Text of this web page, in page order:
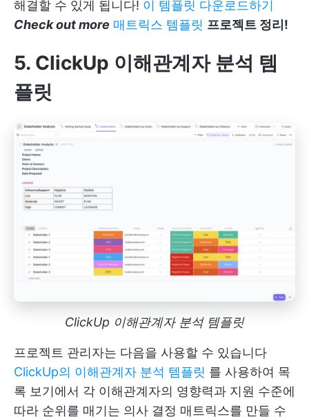
해결할 수 있게 됩니다! 이 템플릿 다운로드하기
Check out more 매트릭스 템플릿 프로젝트 정리!
5. ClickUp 이해관계자 분석 템
플릿
ClickUp 이해관계자 분석 템플릿
프로젝트 관리자는 다음을 사용할 수 있습니다
ClickUp의 이해관계자 분석 템플릿 를 사용하여 목
록 보기에서 각 이해관계자의 영향력과 지원 수준에
따라 순위를 매기는 의사 결정 매트릭스를 만들 수